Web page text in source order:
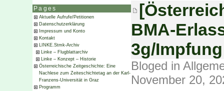
Pages
Aktuelle Aufrufe/Petitionen
Datenschutzerklärung
Impressum und Konto
Kontakt
LINKE.Stmk-Archiv
Linke – Flugblattarchiv
Linke – Konzept – Historie
Österreichische Zeitgeschichte: Eine
Nachlese zum Zeiteschichtetag an der Karl-
Franzens-Universität in Graz
Programm
BMA-
3g/
Bloged in
November 20,